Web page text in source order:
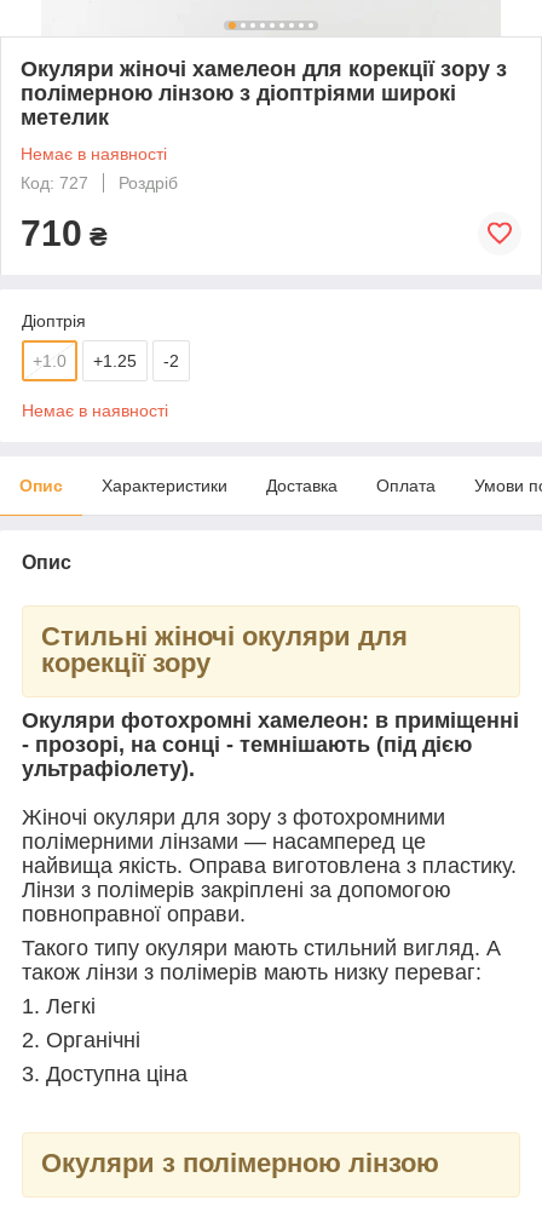
Окуляри жіночі хамелеон для корекції зору з
полімерною лінзою з діоптріями широкі
метелик
Немає в наявності
Код: 727
Роздріб
710 ₴
Діоптрія
+1.0 +1.25 -2
Немає в наявності
Опис Характеристики Доставка Оплата Умови
Опис
Стильні жіночі окуляри для
корекції зору
Окуляри фотохромні хамелеон: в приміщенні
- прозорі, на сонці - темнішають (під дією
ультрафіолету).
Жіночі окуляри для зору з фотохромними
полімерними лінзами — насамперед це
найвища якість. Оправа виготовлена з пластику.
Лінзи з полімерів закріплені за допомогою
повноправної оправи.
Такого типу окуляри мають стильний вигляд. А
також лінзи з полімерів мають низку переваг:
1. Легкі
2. Органічні
3. Доступна ціна
Окуляри з полімерною лінзою